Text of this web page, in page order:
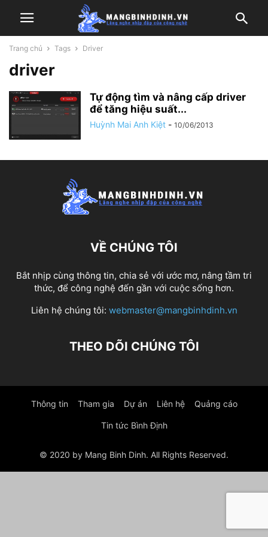
Trang chủ Tags Driver
driver
Tự động tìm và nâng cấp driver
để tăng hiệu suất...
Huỳnh Mai Anh Kiệt - 10/06/2013
VỀ CHÚNG TÔI
Bắt nhịp cùng thông tin, chia sẻ với ước mơ, nâng tầm tri
thức, để công nghệ đến gần với cuộc sống hơn.
Liên hệ chúng tôi: webmaster@mangbinhdinh.vn
THEO DÕI CHÚNG TÔI
Thông tin Tham gia Dự án Liên hệ Quảng cáo
Tin tức Bình Định
© 2020 by Mang Binh Dinh. All Rights Reserved.